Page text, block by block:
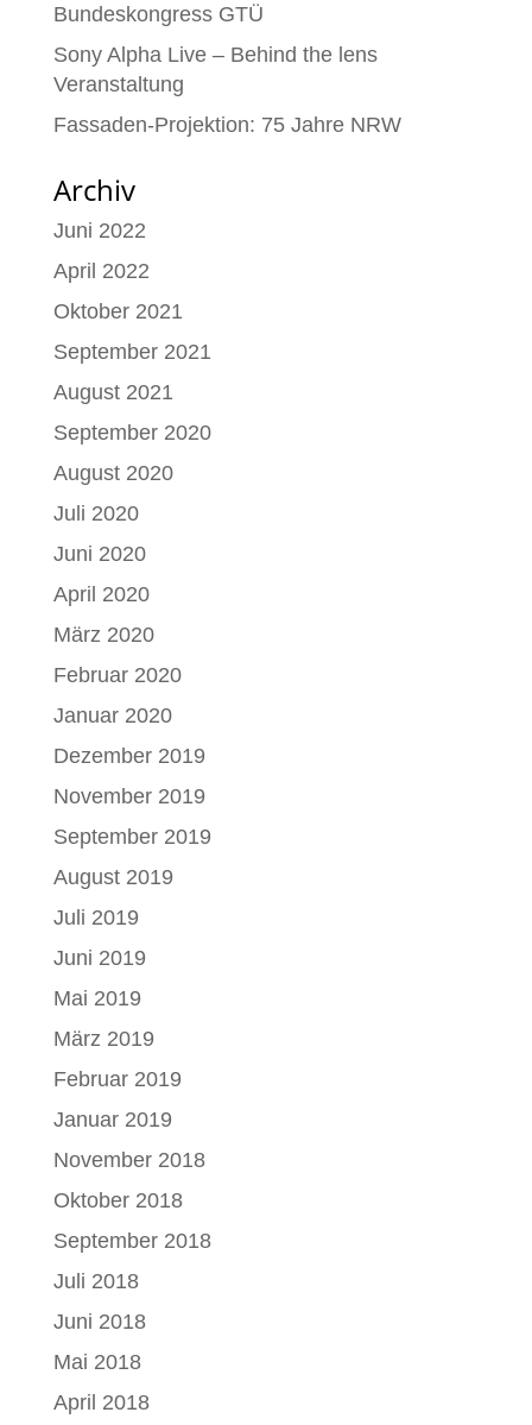
Bundeskongress GTÜ
Sony Alpha Live – Behind the lens
Veranstaltung
Fassaden-Projektion: 75 Jahre NRW
Archiv
Juni 2022
April 2022
Oktober 2021
September 2021
August 2021
September 2020
August 2020
Juli 2020
Juni 2020
April 2020
März 2020
Februar 2020
Januar 2020
Dezember 2019
November 2019
September 2019
August 2019
Juli 2019
Juni 2019
Mai 2019
März 2019
Februar 2019
Januar 2019
November 2018
Oktober 2018
September 2018
Juli 2018
Juni 2018
Mai 2018
April 2018